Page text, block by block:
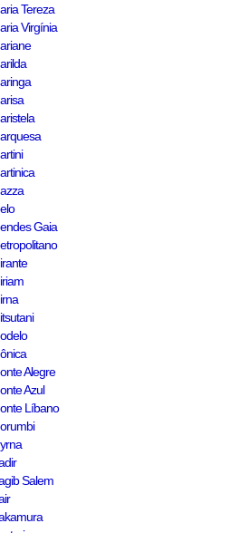
Tereza
Virgínia
Gaia
Alegre
Azul
Líbano
Salem